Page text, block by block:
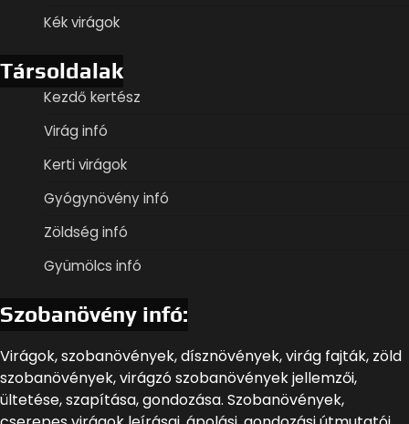
Kék virágok
Társoldalak
Kezdő kertész
Virág infó
Kerti virágok
Gyógynövény infó
Zöldség infó
Gyümölcs infó
Szobanövény infó:
Virágok, szobanövények, dísznövények, virág fajták, zöld
szobanövények, virágzó szobanövények jellemzői,
ültetése, szapítása, gondozása. Szobanövények,